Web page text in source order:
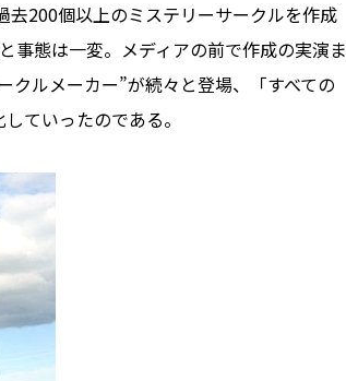
200個以上のミステリーサークルを作成
事態は一変。メディアの前で作成の実演ま
クルメーカー”が続々と登場、「すべての
ていったのである。